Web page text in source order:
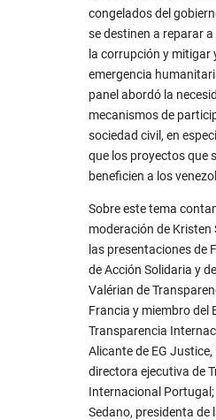
congelados del
se destinen a reparar
la corrupción y mitigar
emergencia
panel abordó la
mecanismos de
sociedad civil, en
que los proyectos que
beneficien a los
Sobre este tema
moderación de Kristen
las presentaciones de
de Acción Solidaria y
Valérian de
Francia y miembro del
Transparencia
Alicante de EG
directora ejecutiva de
Internacional Portugal;
Sedano, presidenta de